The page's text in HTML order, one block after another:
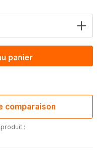
la valeur souhaitée
panier
comparaison
: